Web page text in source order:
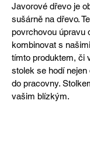
Javorové dřevo je
sušárně na dřevo.
povrchovou úpravu
kombinovat s
tímto produktem, či
stolek se hodí
do pracovny.
vašim blízkým.